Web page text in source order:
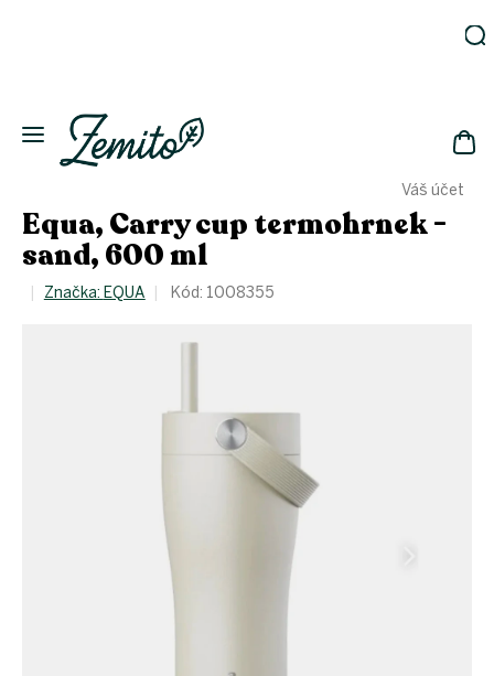
Váš účet
Eko
domácnost
Kosmetika
láhve
Akce
Equa, Carry cup termohrnek -
sand, 600 ml
Značka: EQUA Kód: 1008355